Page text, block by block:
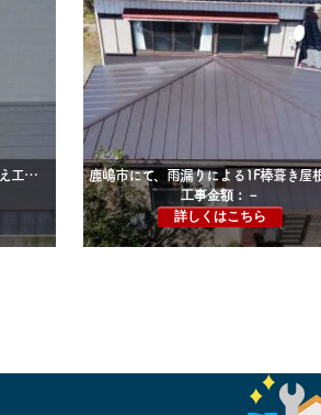
石岡市にて雨漏りによる屋根葺き替え工事（スカイメタルルーフ）
工事金額：－
詳しくはこちら